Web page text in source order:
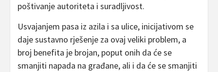
poštivanje autoriteta i suradljivost.
Usvajanjem pasa iz azila i sa ulice, inicijativom se
daje sustavno rješenje za ovaj veliki problem, a
broj benefita je brojan, poput onih da će se
smanjiti napada na građane, ali i da će se smanjiti